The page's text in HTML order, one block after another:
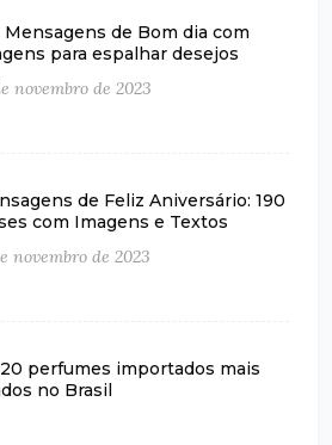
Mensagens de Bom dia com
para espalhar desejos
novembro de 2023
de Feliz Aniversário: 190
com Imagens e Textos
novembro de 2023
perfumes importados mais
no Brasil